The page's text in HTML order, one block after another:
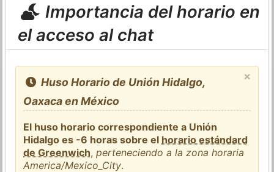
Importancia del horario en
el acceso al chat
×
Huso Horario de Unión Hidalgo,
Oaxaca en México
El huso horario correspondiente a Unión
Hidalgo es -6 horas sobre el horario estándard
de Greenwich,perteneciendo a la zona horaria
America/Mexico_City.